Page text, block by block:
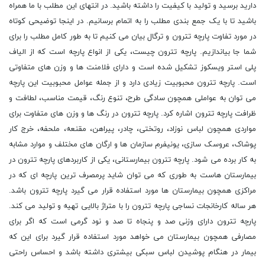
دارید برسید و تولید با کیفیت را داشته باشید. در انتهای این مطلب با ما همراه
باشید تا با یک جمع بندی مطلب را به اتمام برسانیم. در اینجا توضیحی کوتاه
در مورد تفاوت پارچه تترون و ترگال بیان می کنیم تا به طور کامل مطلب را برای
شما جا بیاندازیم. پارچه تترون چیست، یکی از انواع پارچه است که از الیاف
پلی استر ویسکوز تشکیل شده است و دارای فلامنت ها و وزن های متفاوتی
است. پارچه تترون محبوبیت زیادی دارد و از جمله عوامل محبوبیت این پارچه
می توان به عواملی همچون سادگی طرح، تنوع رنگ، قیمت مناسب، لطافت و
ظرافت پارچه تترون اشاره کرد. پارچه تترون در رنگ ها و وزن های متفاوت برای
مواردی همچون لباس نوزاد، روتختی، چادر، پیراهن، مقنعه، ملحفه، خرج کار
پوشاک، عروسک سازی، یونیفرم سازمان ها و ارگان های مختلف و موارد مشابه
به کار برده می شود. پارچه تترون بیمارستانی، یکی از کاربردهای پارچه تترون در
بیمارستان هاست به طوری که می توان شاید پرمصرف ترین پارچه ای که در
مراکزی همچون بیمارستان ها مورد استفاده قرار می گیرد پارچه تترون باشد.
هر ساله کارخانجات نساجی پارچه تترون را با متراژ بالایی تهیه و تولید می کند.
پارچه تترون دارای وزنی صد و پنجاه تا صد و نود گرمی است که اگر برای
مصارفی همچون بیمارستان می خواهد مورد استفاده قرار گیرد برای این که
بیمار در هنگام پوشیدن لباس سبکی بیشتری داشته باشد و احساس راحتی